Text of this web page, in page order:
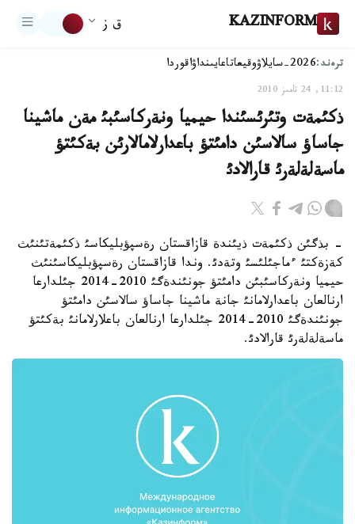
KAZINFORM ق ز
ترەند:2026-سايلاۋ وقيعاتاعايىنداۋاقوردا
11:12, 24 تامىز 2010
ذكئمةت وتئرئسئندا حيميا ونةركاسئبئ مةن ماشينا
جاساؤ سالاسئن دامئتؤ باعدارلامالارئن بةكئتؤ
ماسةلةلةرئ قارالادئ
- بذگئن ذكئمةت ذيئندة قازاقستان رةسپؤبليكاسئ ذكئمةتئنئث
كةزةكتئ ءماجئلئسئ وتةدئ. وندا قازاقستان رةسپؤبليكاسئنئث
حيميا ونةركاسئبئن دامئتؤ جونئندةگئ 2010-2014 جئلدارعا
ارنالعان باعدارلامانئ جانة ماشينا جاساؤ سالاسئن دامئتؤ
جونئندةگئ 2010-2014 جئلدارعا ارنالعان باعلارلامانئ بةكئتؤ
ماسةلةلةرئ قارالادئ.